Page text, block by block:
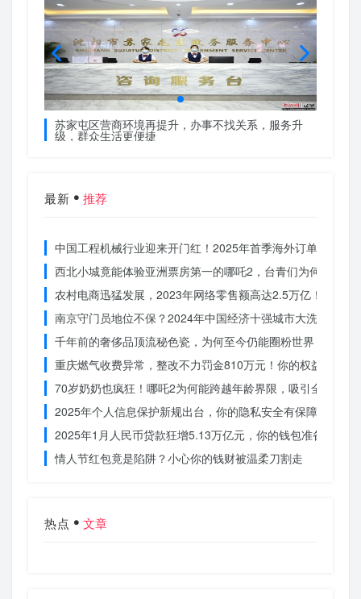
苏家屯区营商环境再提升，办事不找关系，服务升
级，群众生活更便捷
最新 推荐
中国工程机械行业迎来开门红！2025年首季海外订单激增，
西北小城竟能体验亚洲票房第一的哪吒2，台青们为何如此惊
农村电商迅猛发展，2023年网络零售额高达2.5万亿！你还在
南京守门员地位不保？2024年中国经济十强城市大洗牌
千年前的奢侈品顶流秘色瓷，为何至今仍能圈粉世界？揭秘
重庆燃气收费异常，整改不力罚金810万元！你的权益被侵犯
70岁奶奶也疯狂！哪吒2为何能跨越年龄界限，吸引全民观影
2025年个人信息保护新规出台，你的隐私安全有保障了吗？
2025年1月人民币贷款狂增5.13万亿元，你的钱包准备好了吗
情人节红包竟是陷阱？小心你的钱财被温柔刀割走
热点 文章